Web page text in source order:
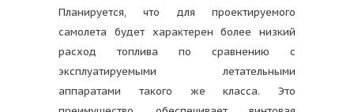
Планируется, что для проектируемого
самолета будет характерен более низкий
расход топлива по сравнению с
эксплуатируемыми летательными
аппаратами такого же класса. Это